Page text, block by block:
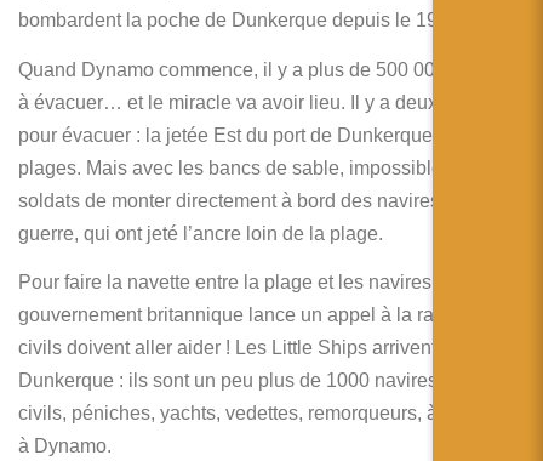
bombardent la poche de Dunkerque depuis le 19 mai…
Quand Dynamo commence, il y a plus de 500 000 soldats
à évacuer… et le miracle va avoir lieu. Il y a deux solutions
pour évacuer : la jetée Est du port de Dunkerque et les
plages. Mais avec les bancs de sable, impossible pour les
soldats de monter directement à bord des navires de
guerre, qui ont jeté l’ancre loin de la plage.
Pour faire la navette entre la plage et les navires, le
gouvernement britannique lance un appel à la radio : les
civils doivent aller aider ! Les Little Ships arrivent à
Dunkerque : ils sont un peu plus de 1000 navires, dont 800
civils, péniches, yachts, vedettes, remorqueurs, à participer
à Dynamo.